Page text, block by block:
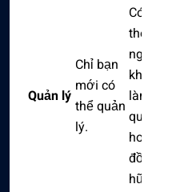
Quản lý
Chỉ bạn
mới có
thể quản
lý.
Có thể
thêm
người
khác
làm
quản lý
hoặc
đồng sở
hữu.